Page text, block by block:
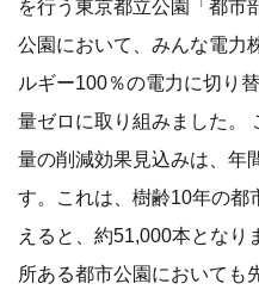
を行う東京都立公園「都市
公園において、みんな電力
ルギー100％の電力に切り
量ゼロに取り組みました。
量の削減効果見込みは、年
す。これは、樹齢10年の都
えると、約51,000本となり
所ある都市公園においても